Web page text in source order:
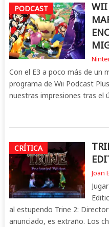
PODCAST
WII
Con el E3 a poco más de un
programa de Wii Podcast
nuestras impresiones tras el
CRÍTICA
Joan
al estupendo Trine 2:
anunciado, es extraño. Los